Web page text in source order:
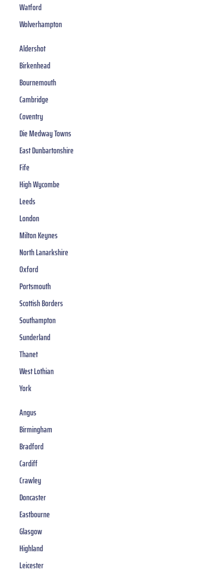
Watford
Wolverhampton
Aldershot
Birkenhead
Bournemouth
Cambridge
Coventry
Die Medway Towns
East Dunbartonshire
Fife
High Wycombe
Leeds
London
Milton Keynes
North Lanarkshire
Oxford
Portsmouth
Scottish Borders
Southampton
Sunderland
Thanet
West Lothian
York
Angus
Birmingham
Bradford
Cardiff
Crawley
Doncaster
Eastbourne
Glasgow
Highland
Leicester